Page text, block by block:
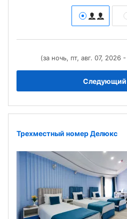
(за ночь, пт, авг. 07, 2026
Следующий
Трехместный номер Делюкс